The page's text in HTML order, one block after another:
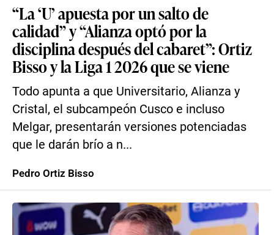
“La ‘U’ apuesta por un salto de
calidad” y “Alianza optó por la
disciplina después del cabaret”: Ortiz
Bisso y la Liga 1 2026 que se viene
Todo apunta a que Universitario, Alianza y
Cristal, el subcampeón Cusco e incluso
Melgar, presentarán versiones potenciadas
que le darán brío a n...
Pedro Ortiz Bisso